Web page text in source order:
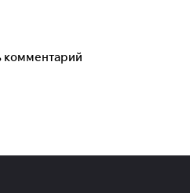
комментарий